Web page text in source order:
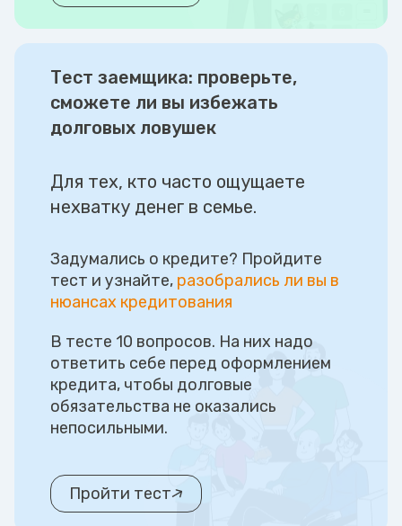
Тест заемщика: проверьте,
сможете ли вы избежать
долговых ловушек
Для тех, кто часто ощущаете
нехватку денег в семье.
Задумались о кредите? Пройдите
тест и узнайте, разобрались ли вы в
нюансах кредитования
В тесте 10 вопросов. На них надо
ответить себе перед оформлением
кредита, чтобы долговые
обязательства не оказались
непосильными.
Пройти тест